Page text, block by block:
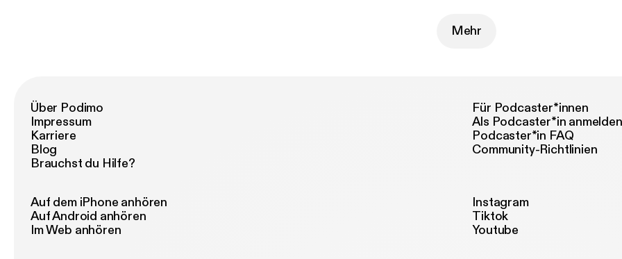
Mehr
Über Podimo
Impressum
Karriere
Blog
Brauchst du Hilfe?
Für Podcaster*innen
Als Podcaster*in anmelden
Podcaster*in FAQ
Community-Richtlinien
Auf dem iPhone anhören
Auf Android anhören
Im Web anhören
Instagram
Tiktok
Youtube